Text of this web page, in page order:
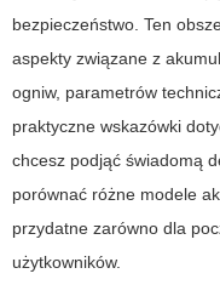
bezpieczeństwo. Ten
aspekty związane z
ogniw, parametrów
praktyczne wskazówki
chcesz podjąć świadomą
porównać różne modele
przydatne zarówno dla
użytkowników.